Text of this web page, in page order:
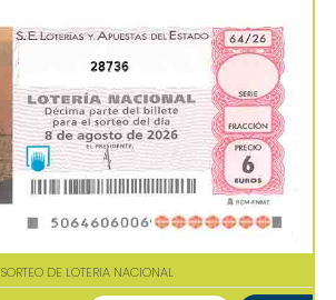
28736
SORTEO DE LOTERIA NACIONAL